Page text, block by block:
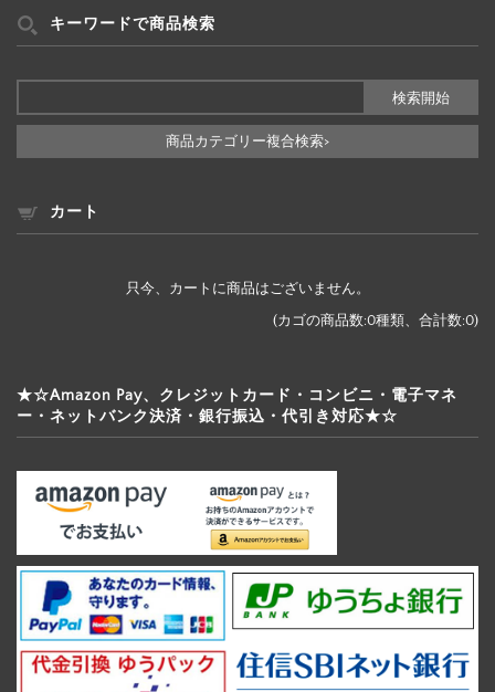
ー
検
キーワードで商品検索
商品カテゴリー複合検索>
カート
只今、カートに商品はございません。
(カゴの商品数:0種類、合計数:0)
★☆Amazon Pay、クレジットカード・コンビニ・電子マネ
ー・ネットバンク決済・銀行振込・代引き対応★☆